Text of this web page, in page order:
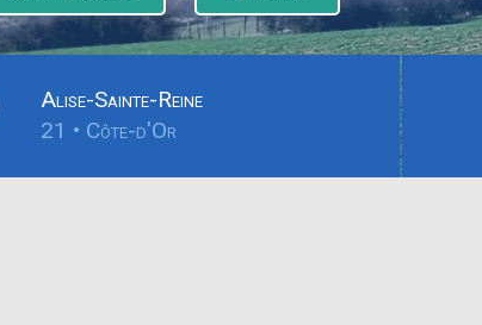
Alise-Sainte-Reine
21 • Côte-d'Or